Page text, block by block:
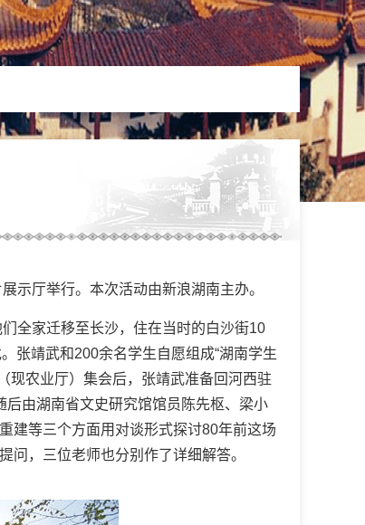
示厅举行。本次活动由新浪湖南主办。
全家迁移至长沙，住在当时的白沙街10
张靖武和200余名学生自愿组成“湖南学生
现农业厅）集会后，张靖武准备回河西驻
由湖南省文史研究馆馆员陈先枢、梁小
建等三个方面用对谈形式探讨80年前这场
，三位老师也分别作了详细解答。